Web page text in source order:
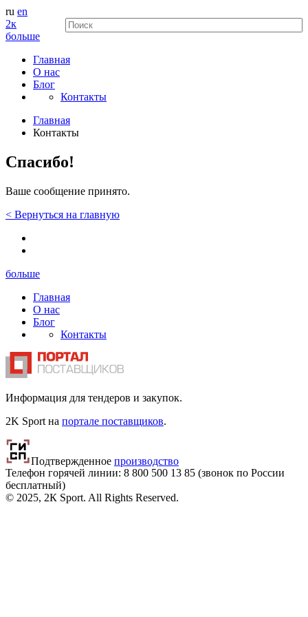
ru en
2к
больше
Главная
О нас
Блог
Контакты
Главная
Контакты
Спасибо!
Ваше сообщение принято.
< Вернуться на главную
больше
Главная
О нас
Блог
Контакты
Информация для тендеров и закупок.
2K Sport на портале поставщиков.
Подтвержденное производство
Телефон горячей линии: 8 800 500 13 85 (звонок по России
бесплатный)
© 2025, 2К Sport. All Rights Reserved.